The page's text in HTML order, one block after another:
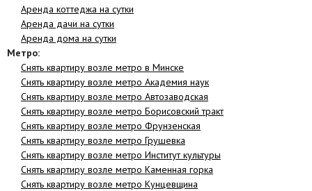
Аренда коттеджа на сутки
Аренда дачи на сутки
Аренда дома на сутки
Метро:
Снять квартиру возле метро в Минске
Снять квартиру возле метро Академия наук
Снять квартиру возле метро Автозаводская
Снять квартиру возле метро Борисовский тракт
Снять квартиру возле метро Фрунзенская
Снять квартиру возле метро Грушевка
Снять квартиру возле метро Институт культуры
Снять квартиру возле метро Каменная горка
Снять квартиру возле метро Кунцевщина